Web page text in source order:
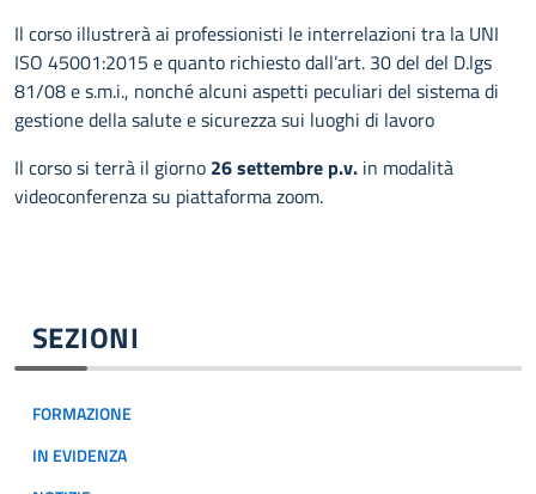
SEZIONI
FORMAZIONE
IN EVIDENZA
Il corso illustrerà ai professionisti le interrelazioni tra la UNI
ISO 45001:2015 e quanto richiesto dall’art. 30 del del D.lgs
81/08 e s.m.i., nonché alcuni aspetti peculiari del sistema di
gestione della salute e sicurezza sui luoghi di lavoro
Il corso si terrà il giorno 26 settembre p.v. in modalità
videoconferenza su piattaforma zoom.